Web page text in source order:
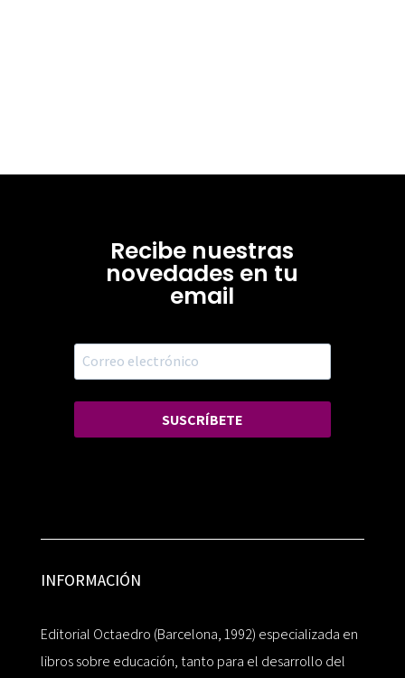
Recibe nuestras
novedades en tu
email
SUSCRÍBETE
INFORMACIÓN
Editorial Octaedro (Barcelona, 1992) especializada en
libros sobre educación, tanto para el desarrollo del